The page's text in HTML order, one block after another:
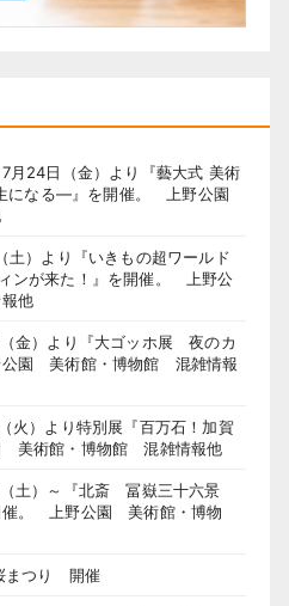
月24日（金）より『藝大式 美術
になる―』を開催。 上野公園
土）より『いきもの超ワールド
ンが来た！』を開催。 上野公
他
金）より『大ゴッホ展 夜のカ
園 美術館・博物館 混雑情報
火）より特別展『百万石！加賀
美術館・博物館 混雑情報他
土）～『北斎 冨嶽三十六景
催。 上野公園 美術館・博物
まつり 開催